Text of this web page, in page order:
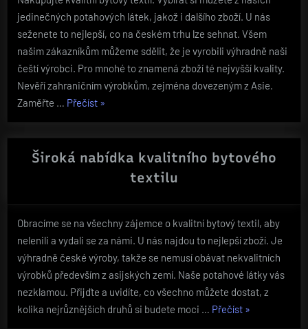
jedinečných potahových látek, jakož i dalšího zboží. U nás
seženete to nejlepší, co na českém trhu lze sehnat. Všem
našim zákazníkům můžeme sdělit, že je vyrobili výhradně naši
čeští výrobci. Pro mnohé to znamená zboží té nejvyšší kvality.
Nevěří zahraničním výrobkům, zejména dovezeným z Asie.
Zaměřte … Přečíst„Nabízíme
sortiment
bytového
»
Široká nabídka kvalitního bytového
textilu
Obracíme se na všechny zájemce o kvalitní bytový textil, aby
nelenili a vydali se za námi. U nás najdou to nejlepší zboží. Je
výhradně české výroby, takže se nemusí obávat nekvalitních
výrobků především z asijských zemí. Naše potahové látky vás
nezklamou. Přijďte a uvidíte, co všechno můžete dostat, z
kolika nejrůznějších druhů si budete moci … Přečíst„Široká
»